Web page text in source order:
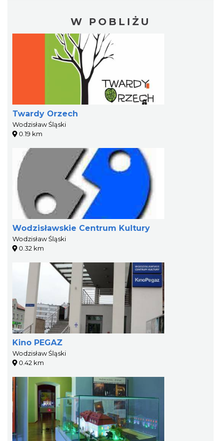
W POBLIŻU
Twardy Orzech
Wodzisław Śląski
0.19 km
Wodzisławskie Centrum Kultury
Wodzisław Śląski
0.32 km
Kino PEGAZ
Wodzisław Śląski
0.42 km